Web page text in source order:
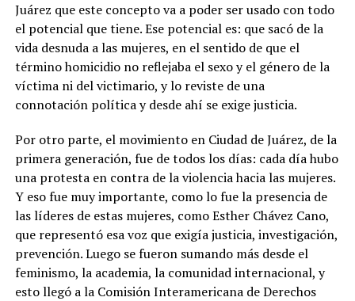
Juárez que este concepto va a poder ser usado con todo
el potencial que tiene. Ese potencial es: que sacó de la
vida desnuda a las mujeres, en el sentido de que el
término homicidio no reflejaba el sexo y el género de la
víctima ni del victimario, y lo reviste de una
connotación política y desde ahí se exige justicia.
Por otro parte, el movimiento en Ciudad de Juárez, de la
primera generación, fue de todos los días: cada día hubo
una protesta en contra de la violencia hacia las mujeres.
Y eso fue muy importante, como lo fue la presencia de
las líderes de estas mujeres, como Esther Chávez Cano,
que representó esa voz que exigía justicia, investigación,
prevención. Luego se fueron sumando más desde el
feminismo, la academia, la comunidad internacional, y
esto llegó a la Comisión Interamericana de Derechos